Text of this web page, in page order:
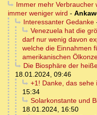
Immer mehr Verbraucher
immer weniger wird -
Interessanter Gedanke
Venezuela hat die
darf nur wenig davon
welche die Einnahmen
amerikanischen
Die Biosphäre der
18.01.2024, 09:46
+1! Danke, das sehe
15:34
Solarkonstante und
18.01.2024, 16:50